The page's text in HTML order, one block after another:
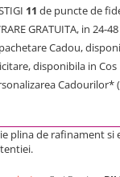
11 de puncte de
GRATUITA, in 24-
Cadou,
disponibila in Cos
Cadourilor*
plina de rafinament si